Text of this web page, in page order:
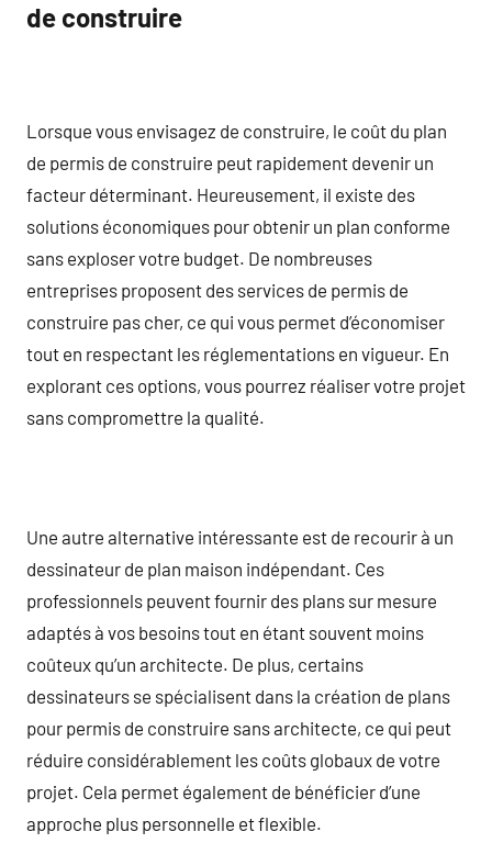
de construire
Lorsque vous envisagez de construire, le coût du plan
de permis de construire peut rapidement devenir un
facteur déterminant. Heureusement, il existe des
solutions économiques pour obtenir un plan conforme
sans exploser votre budget. De nombreuses
entreprises proposent des services de permis de
construire pas cher, ce qui vous permet d’économiser
tout en respectant les réglementations en vigueur. En
explorant ces options, vous pourrez réaliser votre projet
sans compromettre la qualité.
Une autre alternative intéressante est de recourir à un
dessinateur de plan maison indépendant. Ces
professionnels peuvent fournir des plans sur mesure
adaptés à vos besoins tout en étant souvent moins
coûteux qu’un architecte. De plus, certains
dessinateurs se spécialisent dans la création de plans
pour permis de construire sans architecte, ce qui peut
réduire considérablement les coûts globaux de votre
projet. Cela permet également de bénéficier d’une
approche plus personnelle et flexible.